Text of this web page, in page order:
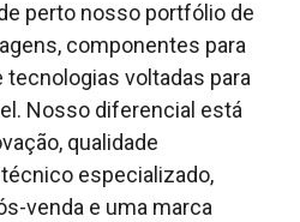
perto nosso portfólio de
componentes para
voltadas para
Nosso diferencial está
qualidade
especializado,
venda e uma marca